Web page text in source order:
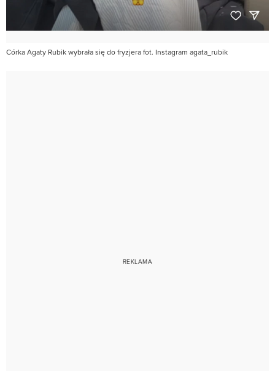
Córka Agaty Rubik wybrała się do fryzjera fot. Instagram agata_rubik